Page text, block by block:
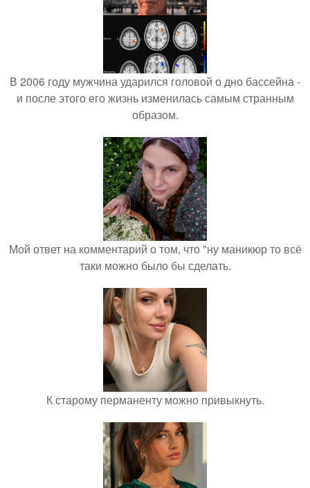
В 2006 году мужчина ударился головой о дно бассейна -
и после этого его жизнь изменилась самым странным
образом.
Мой ответ на комментарий о том, что "ну маникюр то всё
таки можно было бы сделать.
К старому перманенту можно привыкнуть.